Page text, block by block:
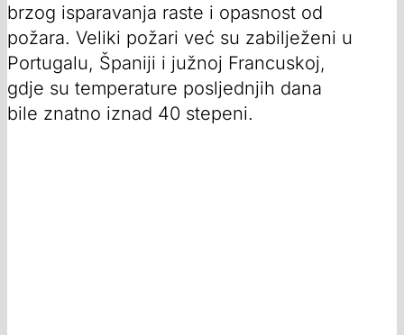
brzog isparavanja raste i opasnost od
požara. Veliki požari već su zabilježeni u
Portugalu, Španiji i južnoj Francuskoj,
gdje su temperature posljednjih dana
bile znatno iznad 40 stepeni.